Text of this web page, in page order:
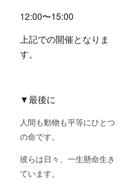
12:00〜15:00
上記での開催となりま
す。
▼最後に
人間も動物も平等にひとつ
の命です。
彼らは日々、一生懸命生き
ています。